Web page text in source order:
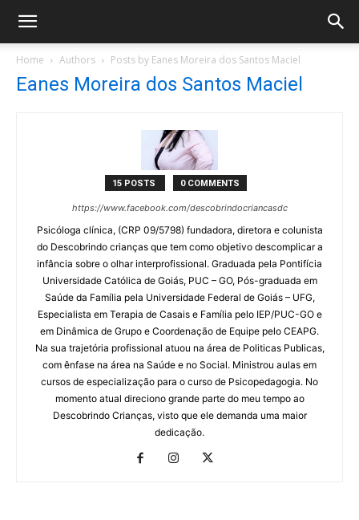
Home Authors Posts by Eanes Moreira dos Santos Maciel
Eanes Moreira dos Santos Maciel
15 POSTS 0 COMMENTS
https://www.facebook.com/descobrindocriancasdc
Psicóloga clínica, (CRP 09/5798) fundadora, diretora e colunista
do Descobrindo crianças que tem como objetivo descomplicar a
infância sobre o olhar interprofissional. Graduada pela Pontifícia
Universidade Católica de Goiás, PUC – GO, Pós-graduada em
Saúde da Família pela Universidade Federal de Goiás – UFG,
Especialista em Terapia de Casais e Família pelo IEP/PUC-GO e
em Dinâmica de Grupo e Coordenação de Equipe pelo CEAPG.
Na sua trajetória profissional atuou na área de Politicas Publicas,
com ênfase na área na Saúde e no Social. Ministrou aulas em
cursos de especialização para o curso de Psicopedagogia. No
momento atual direciono grande parte do meu tempo ao
Descobrindo Crianças, visto que ele demanda uma maior
dedicação.